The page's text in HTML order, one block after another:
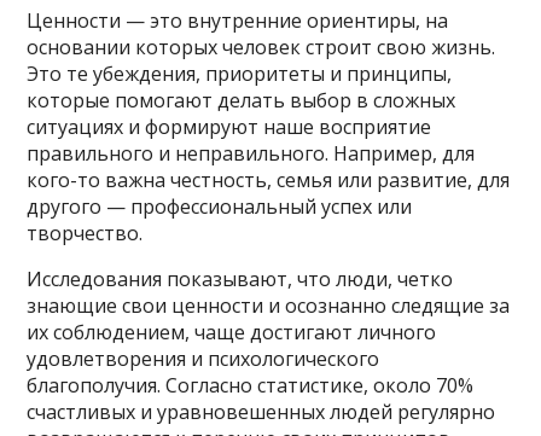
Ценности — это внутренние ориентиры, на
основании которых человек строит свою жизнь.
Это те убеждения, приоритеты и принципы,
которые помогают делать выбор в сложных
ситуациях и формируют наше восприятие
правильного и неправильного. Например, для
кого-то важна честность, семья или развитие, для
другого — профессиональный успех или
творчество.
Исследования показывают, что люди, четко
знающие свои ценности и осознанно следящие за
их соблюдением, чаще достигают личного
удовлетворения и психологического
благополучия. Согласно статистике, около 70%
счастливых и уравновешенных людей регулярно